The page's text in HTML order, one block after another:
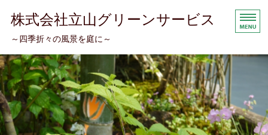
株式会社立山グリーンサービス
～四季折々の風景を庭に～
トップページ
コンセプト
お庭のお手入れ